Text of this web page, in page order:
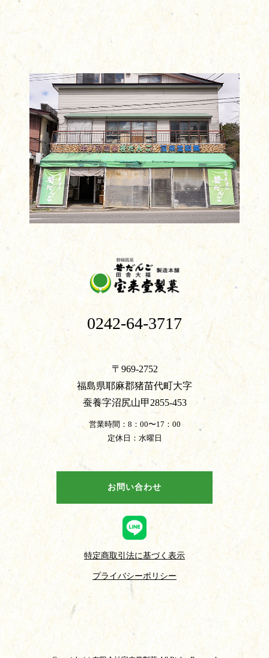
0242-64-3717
〒969-2752
福島県耶麻郡猪苗代町大字
蚕養字沼尻山甲2855-453
営業時間：8：00〜17：00
定休日：水曜日
お問い合わせ
特定商取引法に基づく表示
プライバシーポリシー